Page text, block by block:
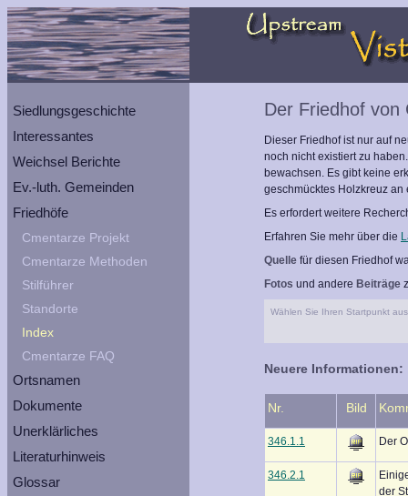
Siedlungsgeschichte
Interessantes
Weichsel Berichte
Ev.-luth. Gemeinden
Friedhöfe
Cmentarze Projekt
Cmentarze Methoden
Stilführer
Standorte
Index
Cmentarze FAQ
Ortsnamen
Dokumente
Unerklärliches
Literaturhinweis
Glossar
Der Friedhof von
Dieser Friedhof ist nur auf
noch nicht existiert zu
bewachsen. Es gibt keine
geschmücktes Holzkreuz an
Es erfordert weitere
Erfahren Sie mehr über die
Quelle für diesen Friedhof
Fotos und andere Beiträge
Wählen Sie Ihren Startpunkt
Neuere Informationen:
Nr. Bild
346.1.1 Der
346.2.1
der